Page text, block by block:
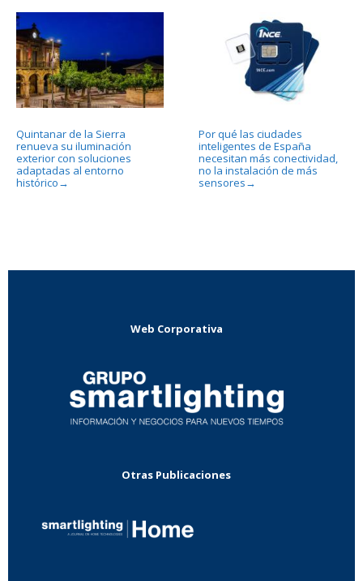
Quintanar de la Sierra
renueva su iluminación
exterior con soluciones
adaptadas al entorno
histórico →
Por qué las ciudades
inteligentes de España
necesitan más conectividad,
no la instalación de más
sensores →
Web Corporativa
Otras Publicaciones